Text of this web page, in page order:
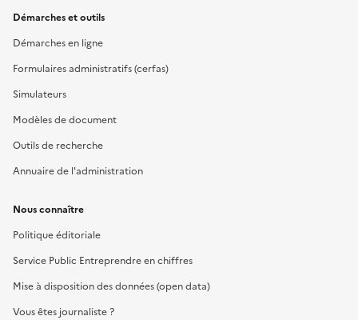
Démarches et outils
Démarches en ligne
Formulaires administratifs (cerfas)
Simulateurs
Modèles de document
Outils de recherche
Annuaire de l'administration
Nous connaître
Politique éditoriale
Service Public Entreprendre en chiffres
Mise à disposition des données (open data)
Vous êtes journaliste ?